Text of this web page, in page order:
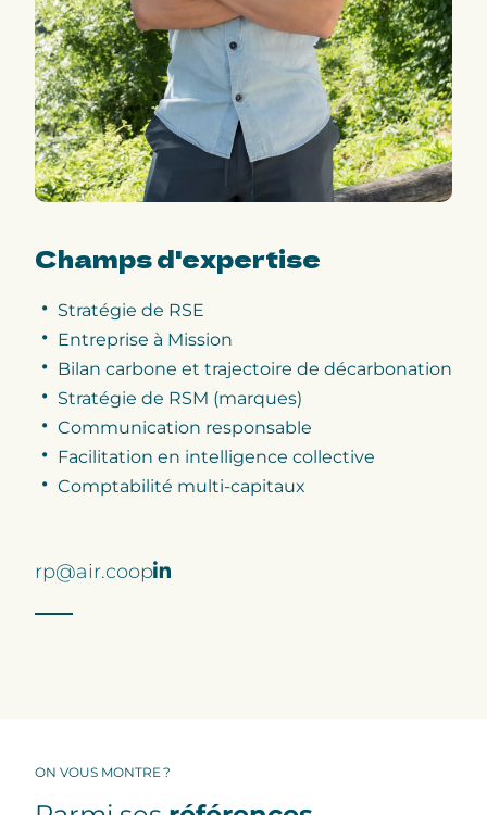
Champs d'expertise
Stratégie de RSE
Entreprise à Mission
Bilan carbone et trajectoire de décarbonation
Stratégie de RSM (marques)
Communication responsable
Facilitation en intelligence collective
Comptabilité multi-capitaux
rp@air.coop
ON VOUS MONTRE ?